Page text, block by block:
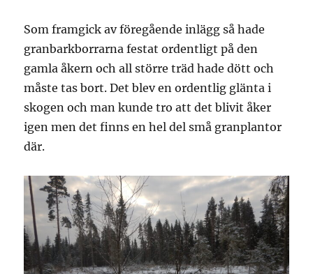
Som framgick av föregående inlägg så hade
granbarkborrarna festat ordentligt på den
gamla åkern och all större träd hade dött och
måste tas bort. Det blev en ordentlig glänta i
skogen och man kunde tro att det blivit åker
igen men det finns en hel del små granplantor
där.